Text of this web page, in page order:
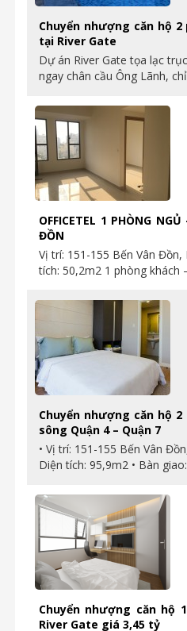
Chuyển nhượng căn hộ
tại River Gate
Dự án River Gate tọa lạc
ngay chân cầu Ông Lãnh,
OFFICETEL 1 PHÒNG
ĐỒN
Vị trí: 151-155 Bến Vân
tích: 50,2m2 1 phòng khách
Chuyển nhượng căn hộ
sông Quận 4 – Quận 7
• Vị trí: 151-155 Bến Vân
Diện tích: 95,9m2 • Bàn
Chuyển nhượng căn hộ
River Gate giá 3,45 tỷ